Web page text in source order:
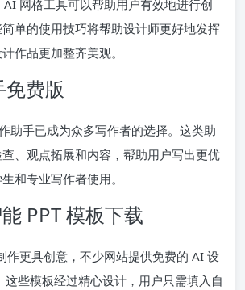
网格工具可以帮助用户有效地进行创
单的使用技巧将帮助设计师更好地发挥
作品更加整齐美观。
费版
助手已成为众多写作者的选择。这类助
、观点拓展和内容，帮助用户写出更优
和专业写作者使用。
PPT 模板下载
作更具创意，不少网站提供免费的 AI 设
这些模板经过精心设计，用户只需填入自